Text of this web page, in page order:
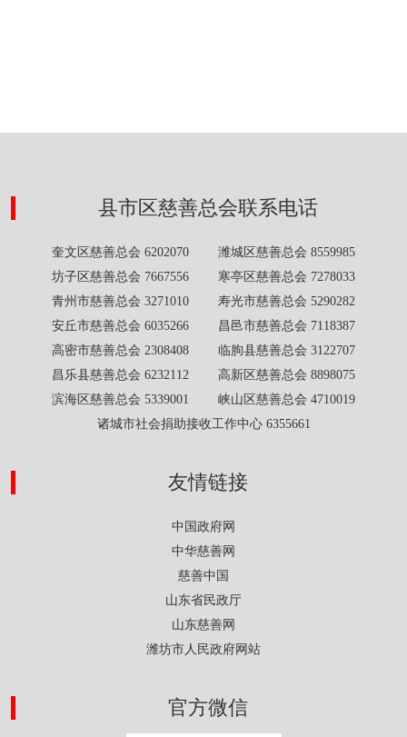
县市区慈善总会联系电话
奎文区慈善总会 6202070 潍城区慈善总会 8559985
坊子区慈善总会 7667556 寒亭区慈善总会 7278033
青州市慈善总会 3271010 寿光市慈善总会 5290282
安丘市慈善总会 6035266 昌邑市慈善总会 7118387
高密市慈善总会 2308408 临朐县慈善总会 3122707
昌乐县慈善总会 6232112 高新区慈善总会 8898075
滨海区慈善总会 5339001 峡山区慈善总会 4710019
诸城市社会捐助接收工作中心 6355661
友情链接
中国政府网
中华慈善网
慈善中国
山东省民政厅
山东慈善网
潍坊市人民政府网站
官方微信